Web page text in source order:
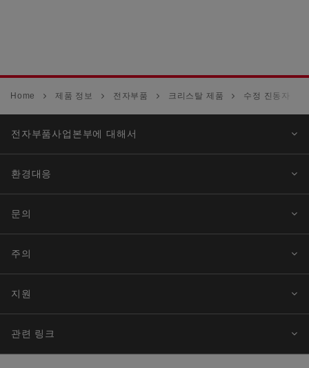
Home 제품 정보 전자부품 크리스탈 제품 수정 진동자
전자부품사업본부에 대해서
환경대응
문의
주의
지원
관련 링크